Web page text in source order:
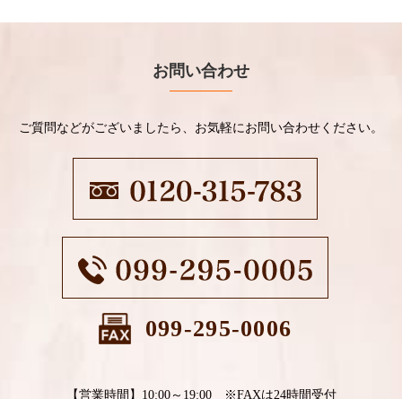
お問い合わせ
ご質問などがございましたら、お気軽にお問い合わせください。
099-295-0006
【営業時間】10:00～19:00 ※FAXは24時間受付